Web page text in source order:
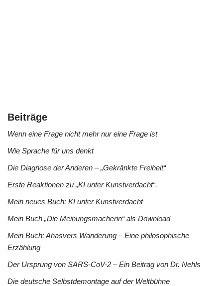
Beiträge
Wenn eine Frage nicht mehr nur eine Frage ist
Wie Sprache für uns denkt
Die Diagnose der Anderen – „Gekränkte Freiheit“
Erste Reaktionen zu „KI unter Kunstverdacht“.
Mein neues Buch: KI unter Kunstverdacht
Mein Buch „Die Meinungsmacherin“ als Download
Mein Buch: Ahasvers Wanderung – Eine philosophische
Erzählung
Der Ursprung von SARS-CoV-2 – Ein Beitrag von Dr. Nehls
Die deutsche Selbstdemontage auf der Weltbühne